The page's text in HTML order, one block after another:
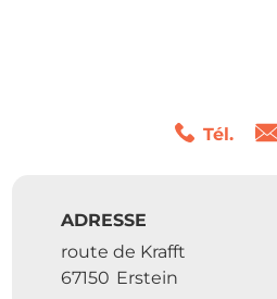
Tél.
ADRESSE
route de Krafft
67150 Erstein